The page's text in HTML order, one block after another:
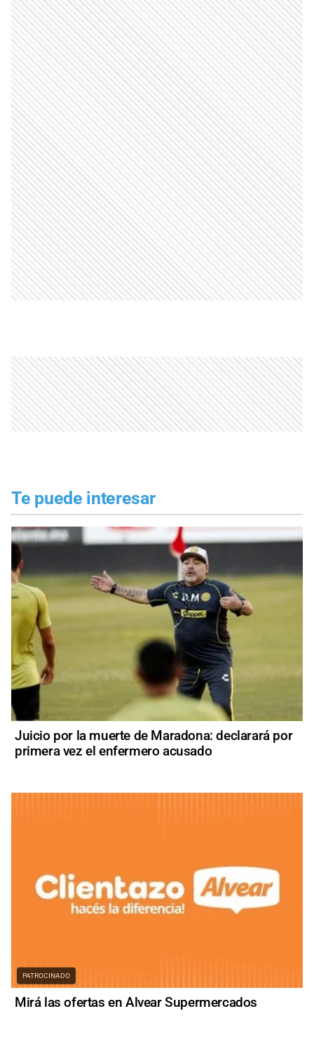
Te puede interesar
Juicio por la muerte de Maradona: declarará por
primera vez el enfermero acusado
PATROCINADO
Mirá las ofertas en Alvear Supermercados